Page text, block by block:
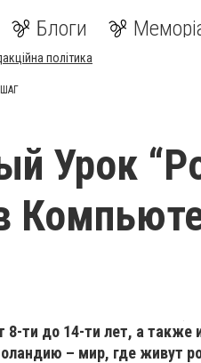
Блоги
політика
ШАГ
Урок
ти до 14-ти лет, а также
– мир, где живут